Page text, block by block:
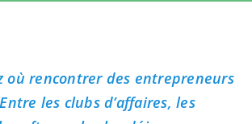
où rencontrer des entrepreneurs
les clubs d’affaires, les